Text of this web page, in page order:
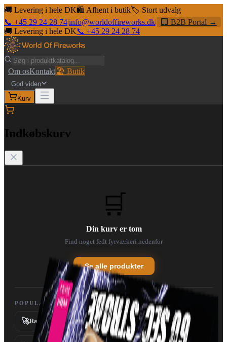
🚚 Levering i hele DK🛍️ Afhent i butik🏷️ Stort udvalg
📞 +45 29 24 28 74|info@worldoffireworks.dk|
🏢 B2B Portal →
🚚 Levering i hele DK📞 +45 29 24 28 74
Om osKontakt🏖️ Butik
God viden
Kurv
Indkøbskurv
🛒
Din kurv er tom
Find noget fedt fyrværkeri nedenfor
Se alle produkter
POPULÆRE KATEGORIER
🚀Raketter 💥Batterier